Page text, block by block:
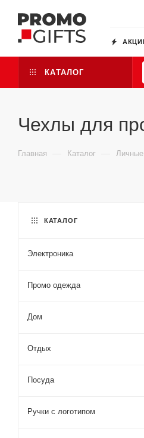
КАТАЛОГ
Чехлы для
Главная — Каталог — Личные
КАТАЛОГ
Электроника
Промо одежда
Дом
Отдых
Посуда
Ручки с логотипом